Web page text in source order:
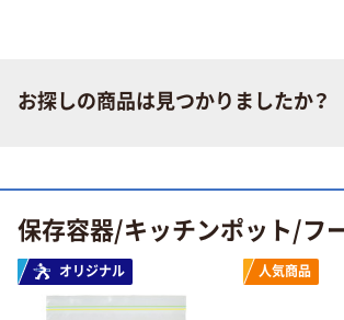
お探しの商品は見つかりましたか？
保存容器/キッチンポット/フ
オリジナル 人気商品